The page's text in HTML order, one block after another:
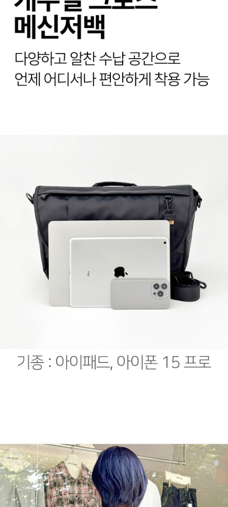
이코 라이프 하